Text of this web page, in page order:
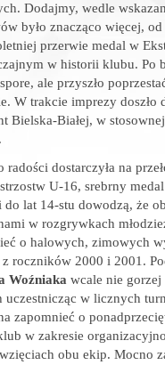
Dodajmy, wedle
było znacząco więcej,
przerwie medal w
w historii klubu. Po
ale przyszło
W trakcie imprezy
Bielska-Białej, w
radości dostarczyła na
U-16, srebrny
do lat 14-stu dowodzą, że
w rozgrywkach
o halowych, zimowych
roczników 2000 i 2001.
Woźniaka wcale nie
uczestnicząc w licznych
zapomnieć o
w zakresie
obu ekip. Mocno